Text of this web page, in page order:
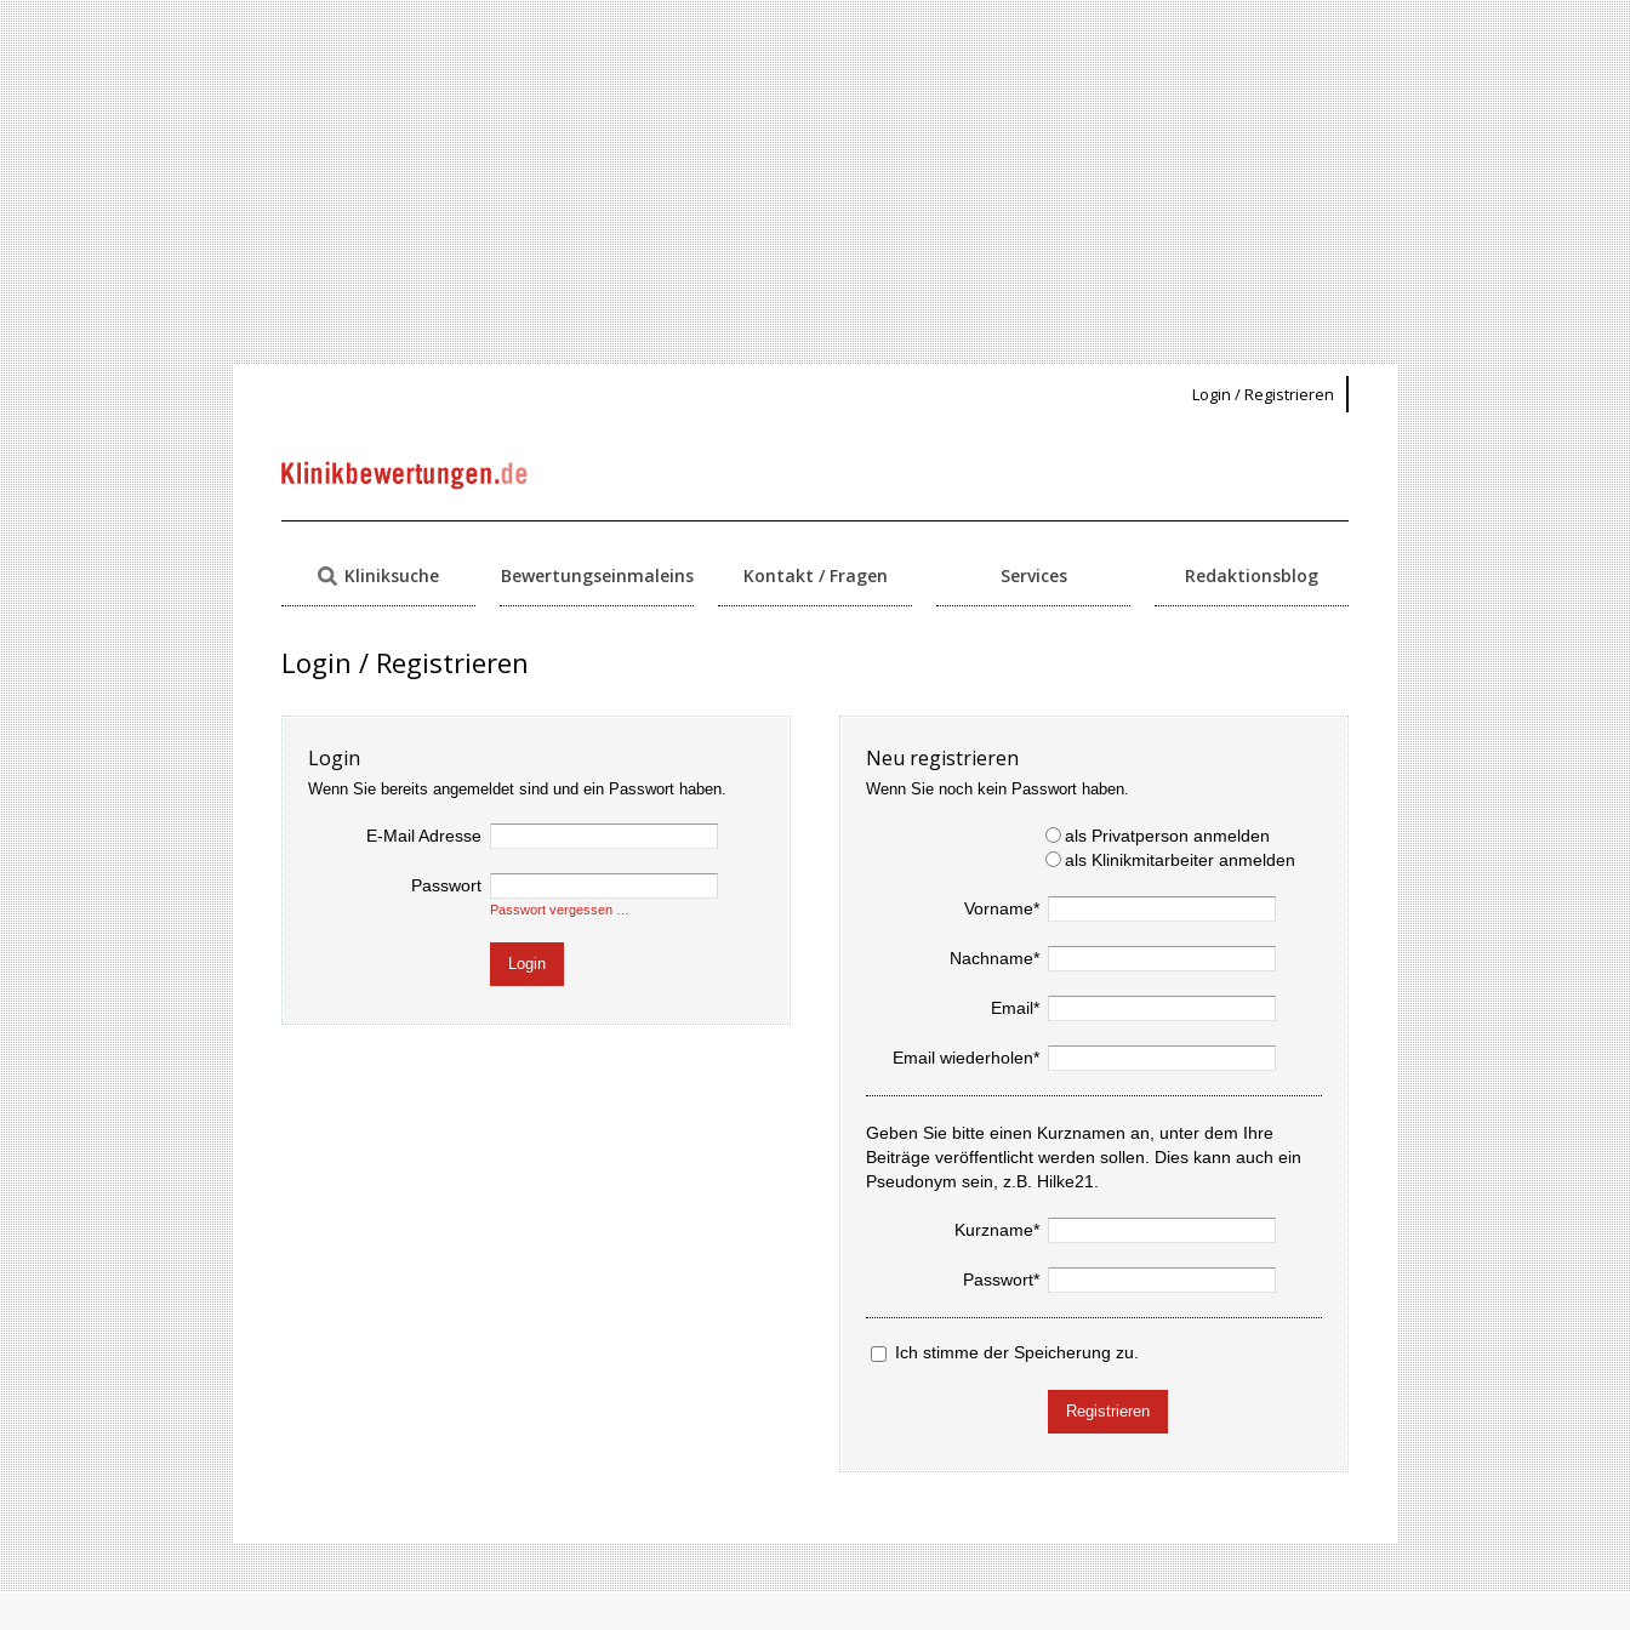
Login / Registrieren
Kliniksuche Bewertungseinmaleins Kontakt / Fragen Services Redaktionsblog
Login / Registrieren
Login
Wenn Sie bereits angemeldet sind und ein Passwort haben.
E-Mail Adresse
Passwort
Passwort vergessen …
Neu registrieren
Wenn Sie noch kein Passwort haben.
als Privatperson anmelden
als Klinikmitarbeiter anmelden
Vorname*
Nachname*
Email*
Email wiederholen*
Geben Sie bitte einen Kurznamen an, unter dem Ihre
Beiträge veröffentlicht werden sollen. Dies kann auch ein
Pseudonym sein, z.B. Hilke21.
Kurzname*
Passwort*
Ich stimme der Speicherung zu.